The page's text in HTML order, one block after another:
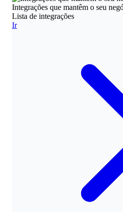
Integrações que mantêm o seu
Lista de integrações
Ir